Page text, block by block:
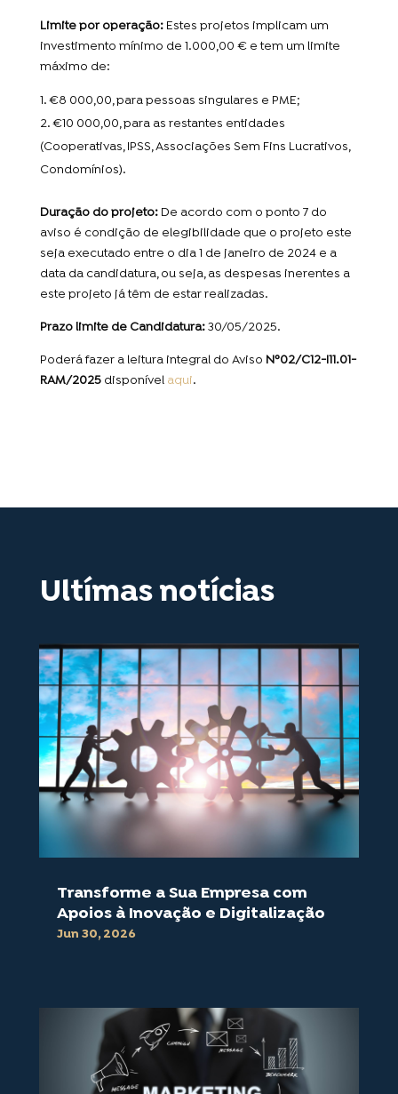
Limite por operação:Estes projetos implicam um
investimento mínimo de 1.000,00 € e tem um limite
máximo de:
€8 000,00, para pessoas singulares e PME;
€10 000,00, para as restantes entidades
(Cooperativas, IPSS, Associações Sem Fins Lucrativos,
Condomínios).
Duração do projeto: De acordo com o ponto 7 do
aviso é condição de elegibilidade que o projeto este
seja executado entre o dia 1 de janeiro de 2024 e a
data da candidatura, ou seja, as despesas inerentes a
este projeto já têm de estar realizadas.
Prazo limite de Candidatura:30/05/2025.
Poderá fazer a leitura integral do Aviso Nº02/C12-I11.01-
RAM/2025 disponível aqui.
Ultímas notícias
Transforme a Sua Empresa com
Apoios à Inovação e Digitalização
Jun 30, 2026